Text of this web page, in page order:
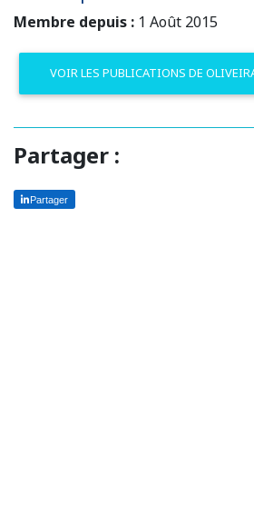
Membre depuis : 1 Août 2015
VOIR LES PUBLICATIONS DE
Partager :
Partager